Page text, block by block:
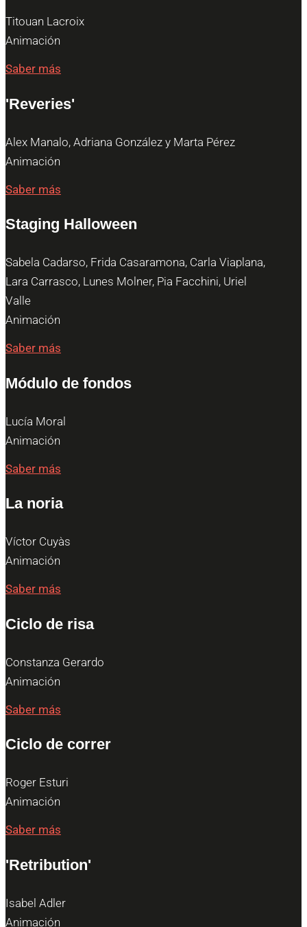
Titouan Lacroix
Animación
Saber más
'Reveries'
Alex Manalo, Adriana González y Marta Pérez
Animación
Saber más
Staging Halloween
Sabela Cadarso, Frida Casaramona, Carla Viaplana,
Lara Carrasco, Lunes Molner, Pia Facchini, Uriel
Valle
Animación
Saber más
Módulo de fondos
Lucía Moral
Animación
Saber más
La noria
Víctor Cuyàs
Animación
Saber más
Ciclo de risa
Constanza Gerardo
Animación
Saber más
Ciclo de correr
Roger Esturi
Animación
Saber más
'Retribution'
Isabel Adler
Animación